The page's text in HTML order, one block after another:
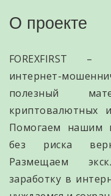
О проекте
FOREXFIRST –
интернет-
полезный
криптовалютных
Помогаем нашим
без риска
Размещаем
заработку в